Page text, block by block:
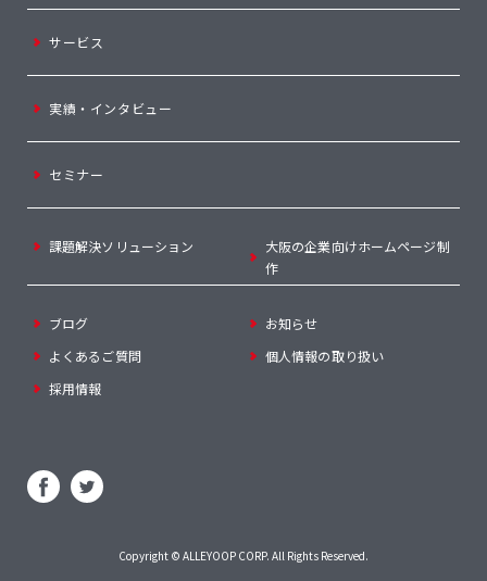
サービス
実績・インタビュー
セミナー
課題解決ソリューション
大阪の企業向けホームページ制
作
ブログ
お知らせ
よくあるご質問
個人情報の取り扱い
採用情報
Copyright © ALLEYOOP CORP. All Rights Reserved.